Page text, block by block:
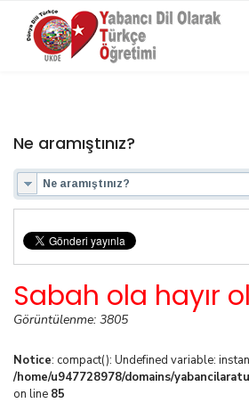
Ne aramıştınız?
Sabah ola hayır
Görüntülenme: 3805
Notice: compact(): Undefined variable:
/home/u947728978/domains/
on line 85